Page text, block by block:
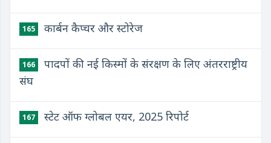
165 कार्बन कैप्चर और स्टोरेज
166
पादपों की नई किस्मों के संरक्षण के लिए अंतरराष्ट्रीय
संघ
167 स्टेट ऑफ ग्लोबल एयर, 2025 रिपोर्ट